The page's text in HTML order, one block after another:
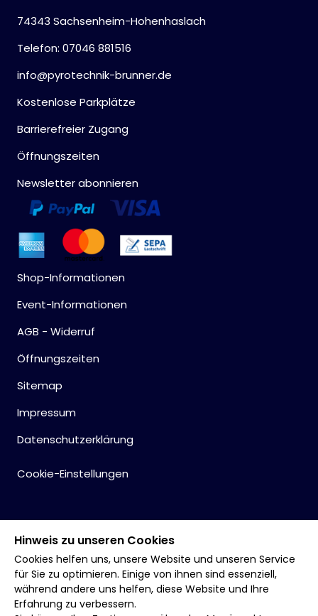
74343 Sachsenheim-Hohenhaslach
Telefon: 07046 881516
info@pyrotechnik-brunner.de
Kostenlose Parkplätze
Barrierefreier Zugang
Öffnungszeiten
Newsletter abonnieren
Shop-Informationen
Event-Informationen
AGB - Widerruf
Öffnungszeiten
Sitemap
Impressum
Datenschutzerklärung
Cookie-Einstellungen
Hinweis zu unseren Cookies
Cookies helfen uns, unsere Website und unseren Service
für Sie zu optimieren. Einige von ihnen sind essenziell,
während andere uns helfen, diese Website und Ihre
Erfahrung zu verbessern.